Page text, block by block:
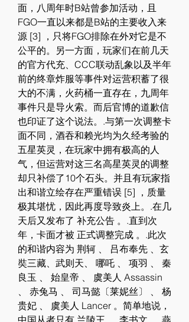
面，八周年时B站曾参加活动，且
FGO一直以来都是B站的主要收入来
源 [3] ，只将FGO排除在外对它是不
公平的。另一方面，玩家们在前几天
的官方代充、CCC联动乱象以及半年
前的终章炸服等事件对运营积蓄了很
大的不满，火药桶一直存在，九周年
事件只是导火索。而后官博的道歉信
也印证了这个说法。.与第一次调整卡
面不同，酒吞和赖光均为久经考验的
五星英灵，在玩家中拥有极高的人
气，但运营对这三名高星英灵的调整
却只补偿了10个石头。并且有玩家指
出和谐立绘存在严重错误 [5] ，质量
极其堪忧，因此再度导致炎上。.在几
天后又发布了 补充公告 。.直到次
年，卡面才被 正式调整完成 。.此次
的和谐内容为 荆轲 、 吕布奉先 、玄
奘三藏、武则天、 哪吒 、 项羽 、 秦
良玉 、 始皇帝 、 虞美人 Assassin
、 赤兔马 、 司马懿〔莱妮丝〕 、 杨
贵妃 、 虞美人 Lancer 。简单地说，
中国从者只有 兰陵王 、 李书文 、 燕